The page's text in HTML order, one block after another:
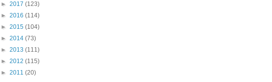
► 2017 (123)
► 2016 (114)
► 2015 (104)
► 2014 (73)
► 2013 (111)
► 2012 (115)
► 2011 (20)